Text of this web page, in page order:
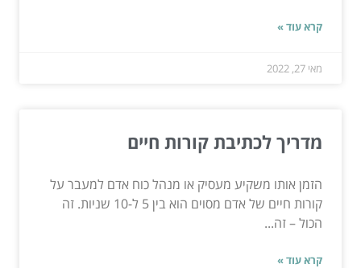
קרא עוד »
מאי 27, 2022
מדריך לכתיבת קורות חיים
הזמן אותו משקיע מעסיק או מנהל כוח אדם למעבר על
קורות חיים של אדם מסוים הוא בין 5 ל-10 שניות. זה
הכול – זה...
קרא עוד »